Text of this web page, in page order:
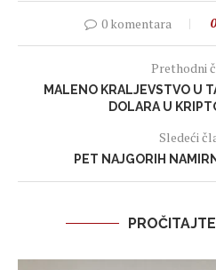
0 komentara 0
Prethodni
MALENO KRALJEVSTVO U
DOLARA U
Sledeći
PET NAJGORIH